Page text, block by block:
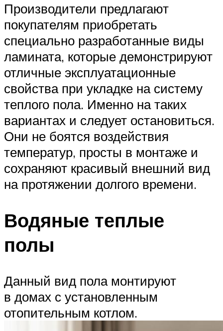
Производители предлагают
покупателям приобретать
специально разработанные виды
ламината, которые демонстрируют
отличные эксплуатационные
свойства при укладке на систему
теплого пола. Именно на таких
вариантах и следует остановиться.
Они не боятся воздействия
температур, просты в монтаже и
сохраняют красивый внешний вид
на протяжении долгого времени.
Водяные теплые
полы
Данный вид пола монтируют
в домах с установленным
отопительным котлом.